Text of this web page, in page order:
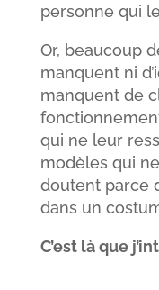
personne qui
Or, beaucoup
manquent ni
manquent de
qui ne leur
modèles qui
doutent parce
dans un
C’est là que